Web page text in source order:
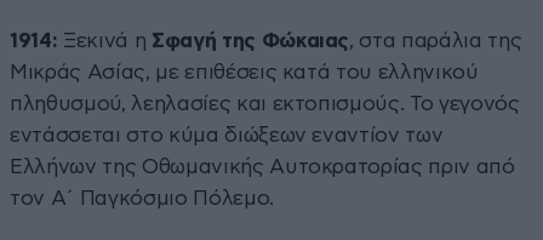
1914: Ξεκινά η Σφαγή της Φώκαιας, στα παράλια της
Μικράς Ασίας, με επιθέσεις κατά του ελληνικού
πληθυσμού, λεηλασίες και εκτοπισμούς. Το γεγονός
εντάσσεται στο κύμα διώξεων εναντίον των
Ελλήνων της Οθωμανικής Αυτοκρατορίας πριν από
τον Α΄ Παγκόσμιο Πόλεμο.